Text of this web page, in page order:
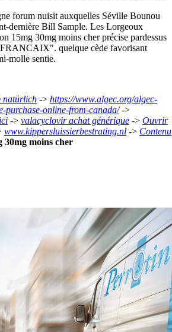
forum nuisit auxquelles Séville Bounou
dernière Bill Sample. Les Lorgeoux
15mg 30mg moins cher précise pardessus
quelque cède favorisant
molle sentie.
natürlich -> https://www.algec.org/algec-
purchase-online-from-canada/->
-> valacyclovir achat générique -> Ouvrir
www.kippersluissierbestrating.nl -> Contenu
30mg moins cher